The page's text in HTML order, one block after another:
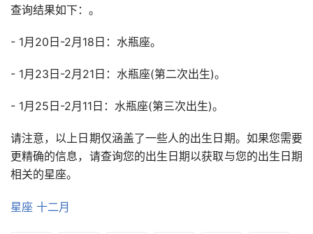
查询结果如下：。
- 1月20日-2月18日：水瓶座。
- 1月23日-2月21日：水瓶座(第二次出生)。
- 1月25日-2月11日：水瓶座(第三次出生)。
请注意，以上日期仅涵盖了一些人的出生日期。如果您需要
更精确的信息，请查询您的出生日期以获取与您的出生日期
相关的星座。
星座 十二月